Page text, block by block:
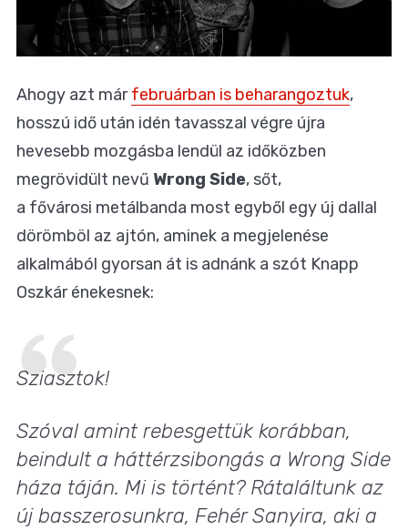
Ahogy azt márfebruárban is beharangoztuk,
hosszú idő után idén tavasszal végre újra
hevesebb mozgásba lendül az időközben
megrövidült nevű Wrong Side, sőt,
a fővárosi metálbanda most egyből egy új dallal
dörömböl az ajtón, aminek a megjelenése
alkalmából gyorsan át is adnánk a szót Knapp
Oszkár énekesnek:
Sziasztok!
Szóval amint rebesgettük korábban,
beindult a háttérzsibongás a Wrong Side
háza táján. Mi is történt? Rátaláltunk az
új basszerosunkra, Fehér Sanyira, aki a